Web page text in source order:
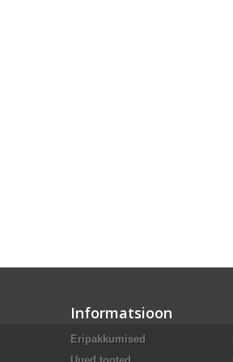
Informatsioon
Eripakkumised